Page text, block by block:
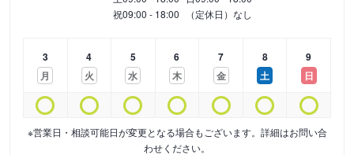
祝09:00 - 18:00 （定休日）なし
3
月
4
火
5
水
6
木
7
金
8
土
9
日
※営業日・相談可能日が変更となる場合もございます。詳細はお問い合
わせください。